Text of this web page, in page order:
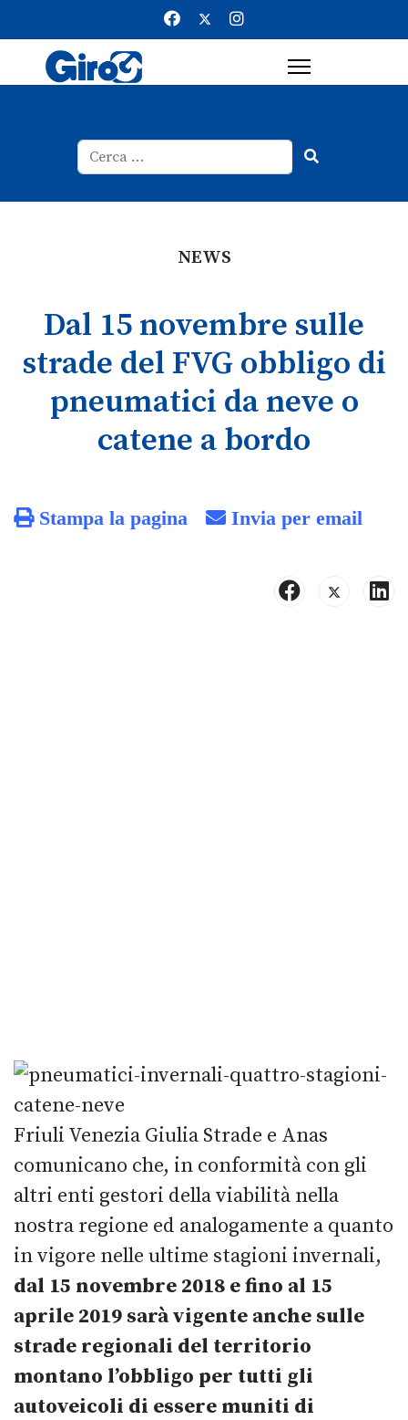
NEWS
Dal 15 novembre sulle
strade del FVG obbligo di
pneumatici da neve o
catene a bordo
Stampa la pagina Invia per email
Friuli Venezia Giulia Strade e Anas
comunicano che, in conformità con gli
altri enti gestori della viabilità nella
nostra regione ed analogamente a quanto
in vigore nelle ultime stagioni invernali,
dal 15 novembre 2018 e fino al 15
aprile 2019 sarà vigente anche sulle
strade regionali del territorio
montano l’obbligo per tutti gli
autoveicoli di essere muniti di